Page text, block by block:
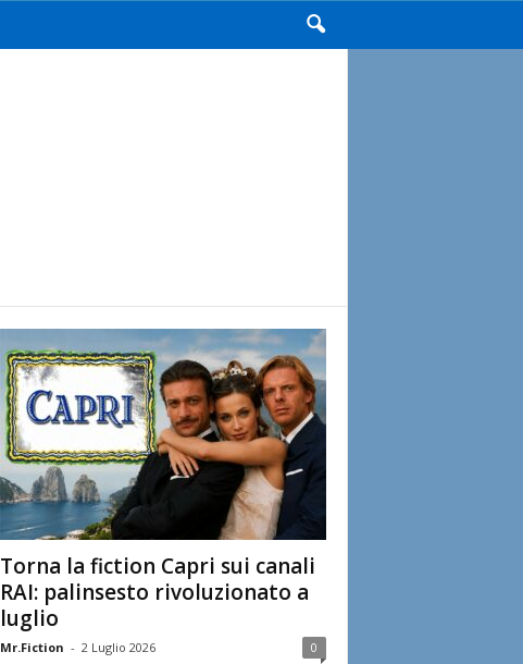
Torna la fiction Capri sui canali
RAI: palinsesto rivoluzionato a
luglio
Mr.Fiction - 2 Luglio 2026 0